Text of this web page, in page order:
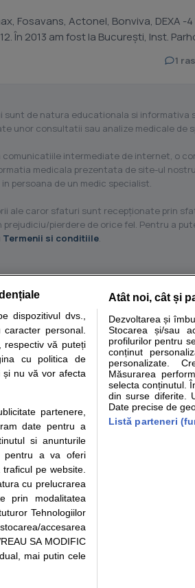
Fosavans, Actonel, Bonviva, DEXA -
1
de natura educationala si informativa
unor consultatii sau analize medicale de
intermediate de internet, o
medicala prezentata de site-ul
persoana de un medic specialist.
ale caror sfaturi sunt recepţionate prin
pierdere de orice fel. Pentru a
Termenii si conditiile.
analize Specialitati medicale
despre sanatate disponibile pe
medicale. Va sfatuim, ca pe langa
de programari la medic Clickmed.
Drepturile consumatorului
Protectia consumatorilor -
ANPC
Solutionarea Alternativa a
Litigiilor
Info consumator: 0800.080.999
Formulare europene - CNAS
Ministerul Sanatatii - ANMDM
1995/2018, cu sediul in Bucuresti, Bulevardul
dispozitivul dvs.,
personal.
respectiv vă puteți
cu politica de
și nu vă vor afecta
partenere,
date pentru a
si anunturile
pentru a va oferi
pe website.
cu prelucrarea
prin modalitatea
Tehnologiilor
accesarea
SA MODIFIC
mai putin cele
Atât noi, cât și
Dezvoltarea și
Stocarea și/sau
profilurilor pentru
conținut
personalizate.
Măsurarea
selecta conținutul.
din surse diferite.
Date precise de
Listă parteneri